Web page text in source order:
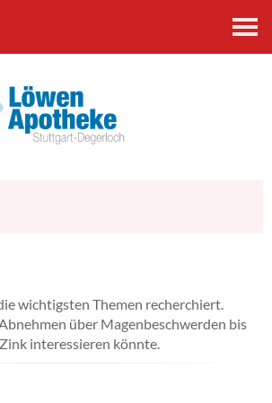
wichtigsten Themen recherchiert.
über Magenbeschwerden bis
interessieren könnte.